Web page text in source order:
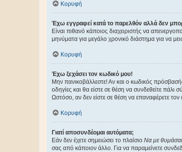
Κορυφή
Έχω εγγραφεί κατά το παρελθόν αλλά δεν
Είναι πιθανό κάποιος διαχειριστής να
μηνύματα για μεγάλο χρονικό διάστημα για να
Κορυφή
Έχω ξεχάσει τον κωδικό μου!
Μην πανικοβάλλεστε! Αν και ο κωδικός
οδηγίες και θα είστε σε θέση να συνδεθείτε πάλι
Ωστόσο, αν δεν είστε σε θέση να επαναφέρετε
Κορυφή
Γιατί αποσυνδέομαι αυτόματα;
Εάν δεν έχετε σημειώσει το πλαίσιο Να με θυμάσαι
σας από κάποιον άλλο. Για να παραμείνετε